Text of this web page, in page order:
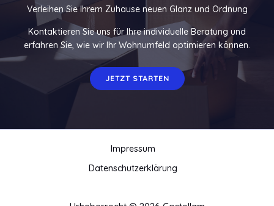
Verleihen Sie Ihrem Zuhause neuen Glanz und Ordnung
Kontaktieren Sie uns für Ihre individuelle Beratung und
erfahren Sie, wie wir Ihr Wohnumfeld optimieren können.
JETZT STARTEN
Impressum
Datenschutzerklärung